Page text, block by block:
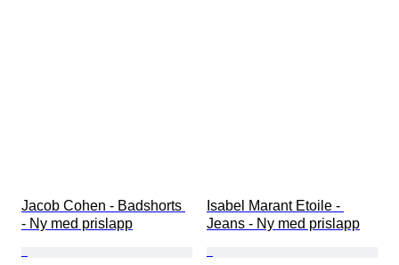
Jacob Cohen - Badshorts
- Ny med prislapp
Isabel Marant Etoile -
Jeans - Ny med prislapp